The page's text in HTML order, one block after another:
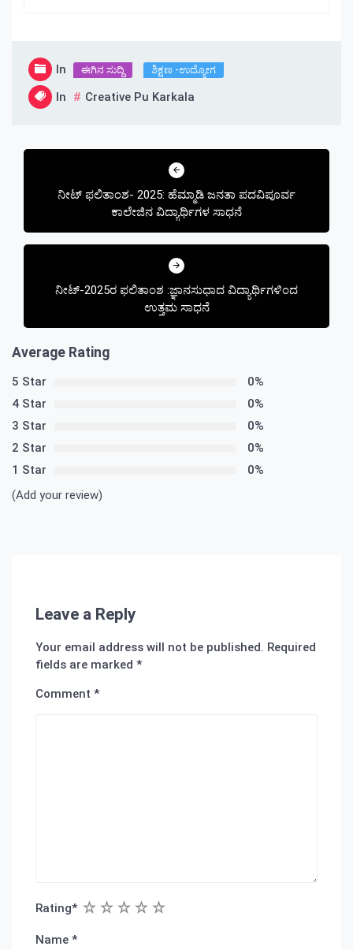
In ಈಗಿನ ಸುದ್ದಿ ಶಿಕ್ಷಣ -ಉದ್ಯೋಗ
In Creative Pu Karkala
Post
ನೀಟ್ ಫಲಿತಾಂಶ- 2025: ಹೆಮ್ಮಾಡಿ ಜನತಾ ಪದವಿಪೂರ್ವ
ಕಾಲೇಜಿನ ವಿದ್ಯಾರ್ಥಿಗಳ ಸಾಧನೆ
ನೀಟ್-2025ರ ಫಲಿತಾಂಶ :ಜ್ಞಾನಸುಧಾದ ವಿದ್ಯಾರ್ಥಿಗಳಿಂದ
ಉತ್ತಮ ಸಾಧನೆ
Average Rating
5 Star
0%
4 Star
0%
3 Star
0%
2 Star
0%
1 Star
0%
(Add your review)
Leave a Reply
Your email address will not be published. Required
fields are marked *
Comment *
Rating* 5
4
3
2
1
Name *